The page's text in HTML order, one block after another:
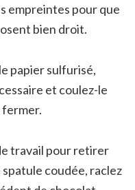
empreintes pour que
bien droit.
papier sulfurisé,
et coulez-le
fermer.
travail pour retirer
spatule coudée, raclez